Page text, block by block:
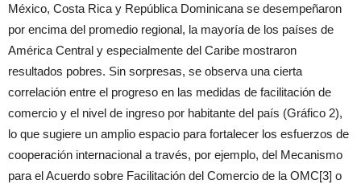
México, Costa Rica y República Dominicana se desempeñaron
por encima del promedio regional, la mayoría de los países de
América Central y especialmente del Caribe mostraron
resultados pobres. Sin sorpresas, se observa una cierta
correlación entre el progreso en las medidas de facilitación de
comercio y el nivel de ingreso por habitante del país (Gráfico 2),
lo que sugiere un amplio espacio para fortalecer los esfuerzos de
cooperación internacional a través, por ejemplo, del Mecanismo
para el Acuerdo sobre Facilitación del Comercio de la OMC[3] o